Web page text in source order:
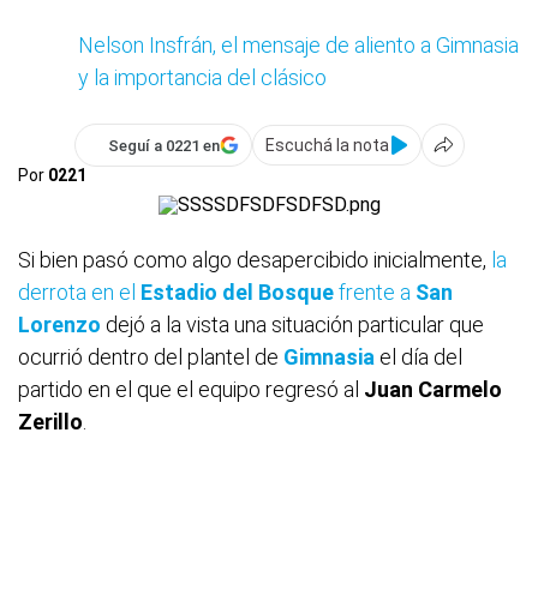
Nelson Insfrán, el mensaje de aliento a Gimnasia
y la importancia del clásico
Seguí a 0221 en
Escuchá la nota
Por 0221
Si bien pasó como algo desapercibido inicialmente, la
derrota en el Estadio del Bosquefrente a San
Lorenzo dejó a la vista una situación particular que
ocurrió dentro del plantel de Gimnasia el día del
partido en el que el equipo regresó al Juan Carmelo
Zerillo